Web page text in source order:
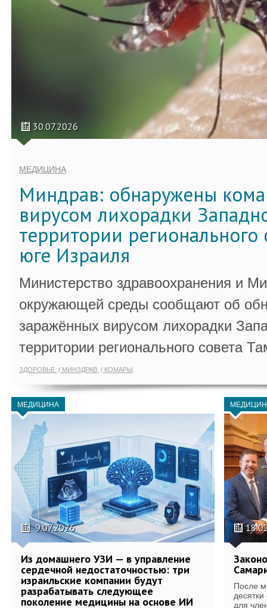
30.07.2026
МЕДИЦИНА
Миндрав: обнаружены
вирусом лихорадки
территории регионального
юге Израиля
Министерство здравоохранения и
окружающей среды сообщают об
заражённых вирусом лихорадки
территории регионального совета
ЗДОРОВЬЕ МИНЗДРАВ КОМАРЫ
МЕДИЦИНА
9.07.2026
Из домашнего УЗИ — в управление
сердечной недостаточностью: три
израильские компании будут
разрабатывать следующее
поколение медицины на основе ИИ
После
для